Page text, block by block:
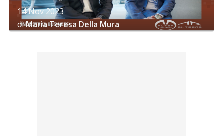
14 Nov 2023
diMaria Teresa Della Mura